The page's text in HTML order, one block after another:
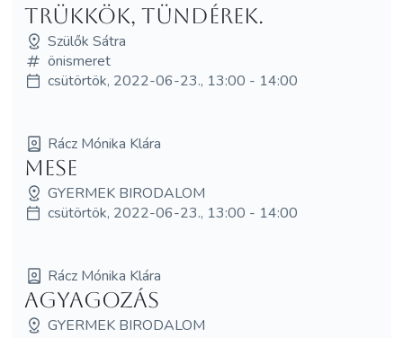
trükkök, tündérek.
Szülők Sátra
önismeret
csütörtök, 2022-06-23., 13:00 - 14:00
Rácz Mónika Klára
MESE
GYERMEK BIRODALOM
csütörtök, 2022-06-23., 13:00 - 14:00
Rácz Mónika Klára
Agyagozás
GYERMEK BIRODALOM